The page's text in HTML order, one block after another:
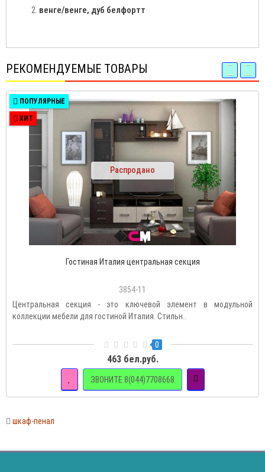
венге/венге, дуб белфортт
РЕКОМЕНДУЕМЫЕ ТОВАРЫ
ПОПУЛЯРНЫЕ
ХИТ
Распродано
Гостиная Италия центральная секция
3854-11
Центральная секция - это ключевой элемент в модульной
коллекции мебели для гостиной Италия. Стильн..
0
463 бел.руб.
ЗВОНИТЕ 8(044)7708668
шкаф-пенал